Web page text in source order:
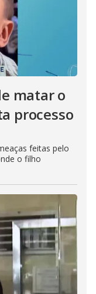
matar o
processo
feitas pelo
o filho